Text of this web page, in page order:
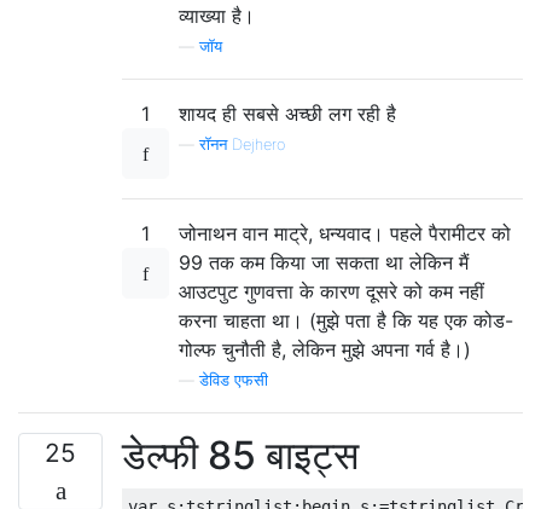
व्याख्या है।
—जॉय
1 शायद ही सबसे अच्छी लग रही है
—रॉनन Dejhero
1
जोनाथन वान माट्रे, धन्यवाद। पहले पैरामीटर को
99 तक कम किया जा सकता था लेकिन मैं
आउटपुट गुणवत्ता के कारण दूसरे को कम नहीं
करना चाहता था। (मुझे पता है कि यह एक कोड-
गोल्फ चुनौती है, लेकिन मुझे अपना गर्व है।)
—डेविड एफसी
25 डेल्फी 85 बाइट्स